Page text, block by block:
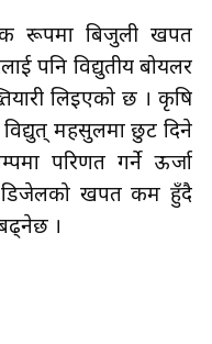
रूपमा बिजुली खपत
पनि विद्युतीय बोयलर
लिइएको छ । कृषि
महसुलमा छुट दिने
परिणत गर्ने ऊर्जा
डिजेलको खपत कम हुँदै
।